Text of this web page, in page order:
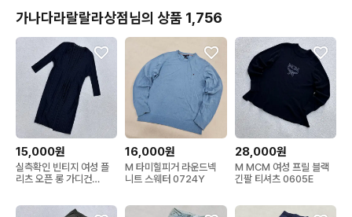
가나다라랄랄라상점님의 상품 1,756
15,000원
실측확인 빈티지 여성 플
리츠 오픈 롱 가디건
16,000원
M 타미힐피거 라운드넥
니트 스웨터 0724Y
28,000원
M MCM 여성 프릴 블랙
긴팔 티셔츠 0605E